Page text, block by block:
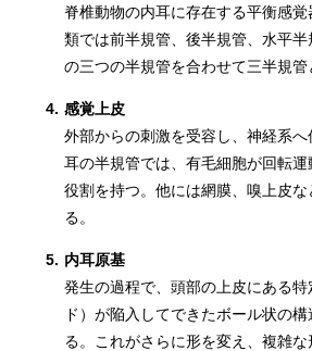
脊椎動物の内耳に存在する平衡感
類では前半規管、後半規管、水平半
の三つの半規管を合わせて三半規管
4. 感覚上皮
外部からの刺激を受容し、神経系
耳の半規管では、有毛細胞が回転
役割を持つ。他には網膜、嗅上皮
る。
5. 内耳原基
発生の過程で、頭部の上皮にある
ド）が陥入してできたボール状の
る。これがさらに形を変え、複雑な